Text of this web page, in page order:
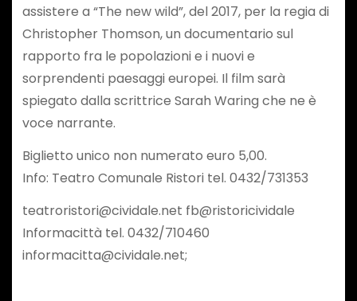
assistere a “The new wild”, del 2017, per la regia di
Christopher Thomson, un documentario sul
rapporto fra le popolazioni e i nuovi e
sorprendenti paesaggi europei. Il film sarà
spiegato dalla scrittrice Sarah Waring che ne è
voce narrante.
Biglietto unico non numerato euro 5,00.
Info: Teatro Comunale Ristori tel. 0432/731353
teatroristori@cividale.net fb@ristoricividale
Informacittà tel. 0432/710460
informacitta@cividale.net;